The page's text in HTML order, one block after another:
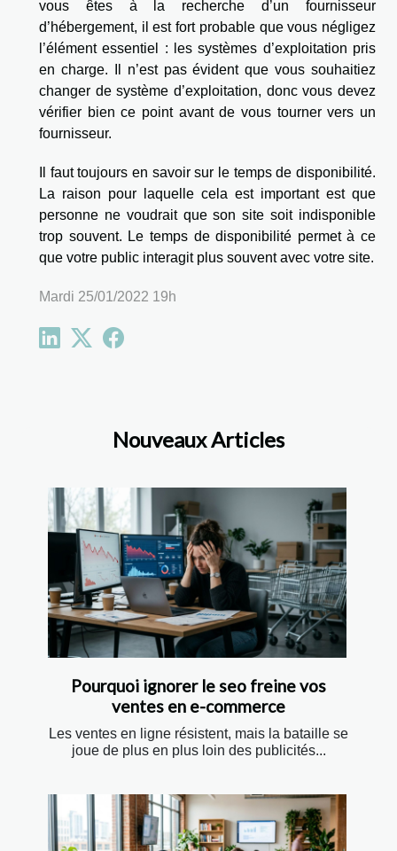
Nouveaux Articles
Pourquoi ignorer le seo freine vos
ventes en e-commerce
Les ventes en ligne résistent, mais la bataille se
joue de plus en plus loin des publicités...
vous êtes à la recherche d’un fournisseur
d’hébergement, il est fort probable que vous négligez
l’élément essentiel : les systèmes d’exploitation pris
en charge. Il n’est pas évident que vous souhaitiez
changer de système d’exploitation, donc vous devez
vérifier bien ce point avant de vous tourner vers un
fournisseur.
Il faut toujours en savoir sur le temps de disponibilité.
La raison pour laquelle cela est important est que
personne ne voudrait que son site soit indisponible
trop souvent. Le temps de disponibilité permet à ce
que votre public interagit plus souvent avec votre site.
Mardi 25/01/2022 19h